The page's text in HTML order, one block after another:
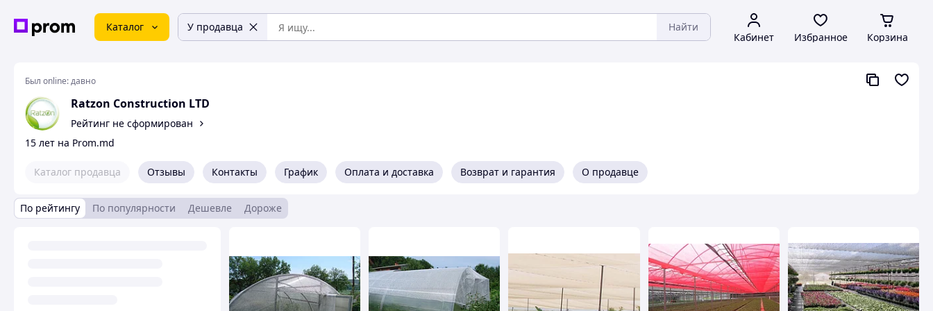
Каталог У продавца Найти
Кабинет Избранное Корзина
Был online:давно
Ratzon Construction LTD
Рейтинг не сформирован
15 лет на Prom.md
Каталог продавца Отзывы Контакты График Оплата и доставка Возврат и гарантия О продавце
По рейтингу По популярности Дешевле Дороже